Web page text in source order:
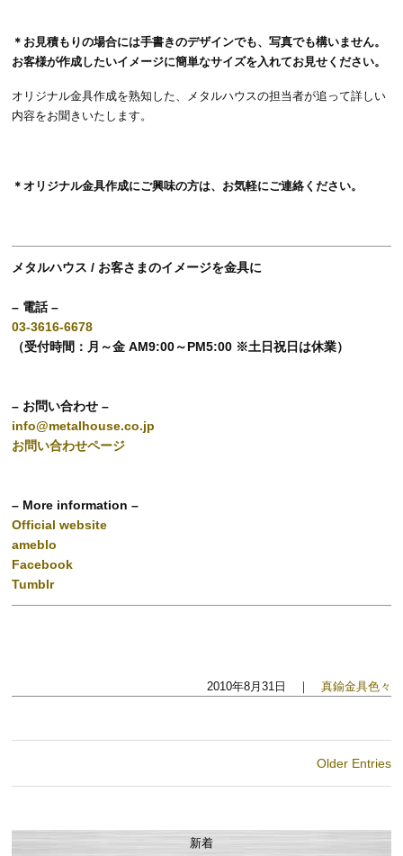
＊お見積もりの場合には手書きのデザインでも、写真でも構いません。
お客様が作成したいイメージに簡単なサイズを入れてお見せください。
オリジナル金具作成を熟知した、メタルハウスの担当者が追って詳しい
内容をお聞きいたします。
＊オリジナル金具作成にご興味の方は、 お気軽にご連絡ください。
メタルハウス / お客さまのイメージを金具に
– 電話 –
03-3616-6678
（受付時間：月～金 AM9:00～PM5:00 ※土日祝日は休業）
– お問い合わせ –
info@metalhouse.co.jp
お問い合わせページ
– More information –
Official website
ameblo
Facebook
Tumblr
2010年8月31日 ｜ 真鍮金具色々
Older Entries
新着